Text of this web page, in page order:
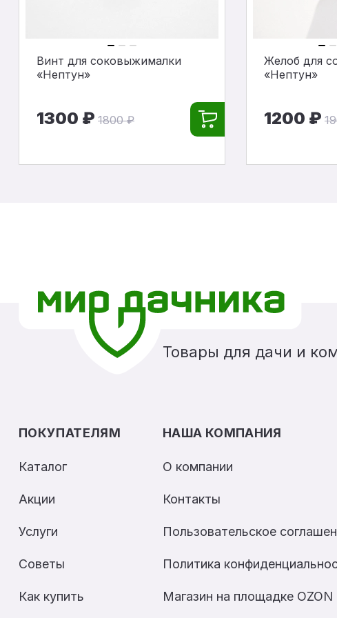
Винт для соковыжималки
«Нептун»
1300 ₽ 1800 ₽
Желоб для
«Нептун»
1200 ₽
Товары для дачи и
ПОКУПАТЕЛЯМ
Каталог
Акции
Услуги
Советы
Как купить
НАША КОМПАНИЯ
О компании
Контакты
Пользовательское
Политика
Магазин на площадке OZON